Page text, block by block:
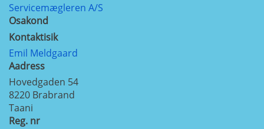
Servicemægleren A/S
Osakond
Kontaktisik
Emil Meldgaard
Aadress
Hovedgaden 54
8220 Brabrand
Taani
Reg. nr